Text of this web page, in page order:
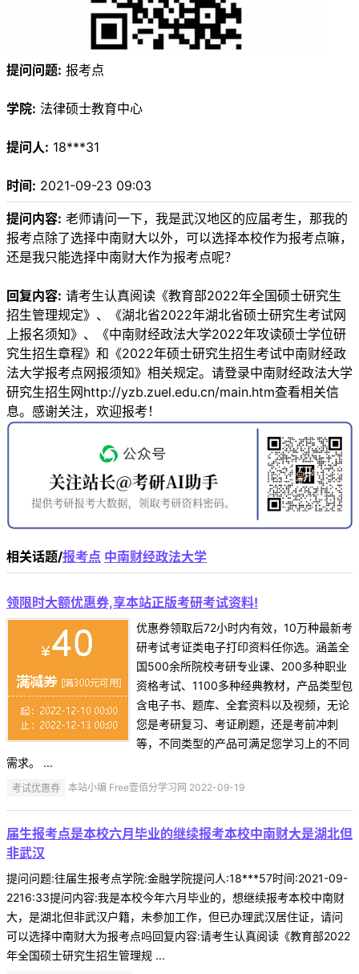
提问问题: 报考点
学院: 法律硕士教育中心
提问人: 18***31
时间: 2021-09-23 09:03
提问内容: 老师请问一下，我是武汉地区的应届考生，那我的
报考点除了选择中南财大以外，可以选择本校作为报考点嘛，
还是我只能选择中南财大作为报考点呢？
回复内容: 请考生认真阅读《教育部2022年全国硕士研究生
招生管理规定》、《湖北省2022年湖北省硕士研究生考试网
上报名须知》、《中南财经政法大学2022年攻读硕士学位研
究生招生章程》和《2022年硕士研究生招生考试中南财经政
法大学报考点网报须知》相关规定。请登录中南财经政法大学
研究生招生网http://yzb.zuel.edu.cn/main.htm查看相关信
息。感谢关注，欢迎报考！
相关话题/报考点 中南财经政法大学
领限时大额优惠券,享本站正版考研考试资料!
优惠券领取后72小时内有效，10万种最新考
研考试考证类电子打印资料任你选。涵盖全
国500余所院校考研专业课、200多种职业
资格考试、1100多种经典教材，产品类型包
含电子书、题库、全套资料以及视频，无论
您是考研复习、考证刷题，还是考前冲刺
等，不同类型的产品可满足您学习上的不同
需求。 ...
考试优惠券 本站小编 Free壹佰分学习网 2022-09-19
届生报考点是本校六月毕业的继续报考本校中南财大是湖北但
非武汉
提问问题:往届生报考点学院:金融学院提问人:18***57时间:2021-09-
2216:33提问内容:我是本校今年六月毕业的，想继续报考本校中南财
大，是湖北但非武汉户籍，未参加工作，但已办理武汉居住证，请问
可以选择中南财大为报考点吗回复内容:请考生认真阅读《教育部2022
年全国硕士研究生招生管理规 ...